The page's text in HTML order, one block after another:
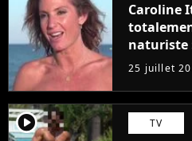
Caroline
naturiste
25 juillet
player2 TV